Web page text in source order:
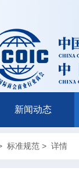
新闻动态
标准规范 > 详情